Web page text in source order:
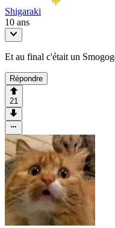
Shigaraki
10 ans
Et au final c'était un
Répondre
21